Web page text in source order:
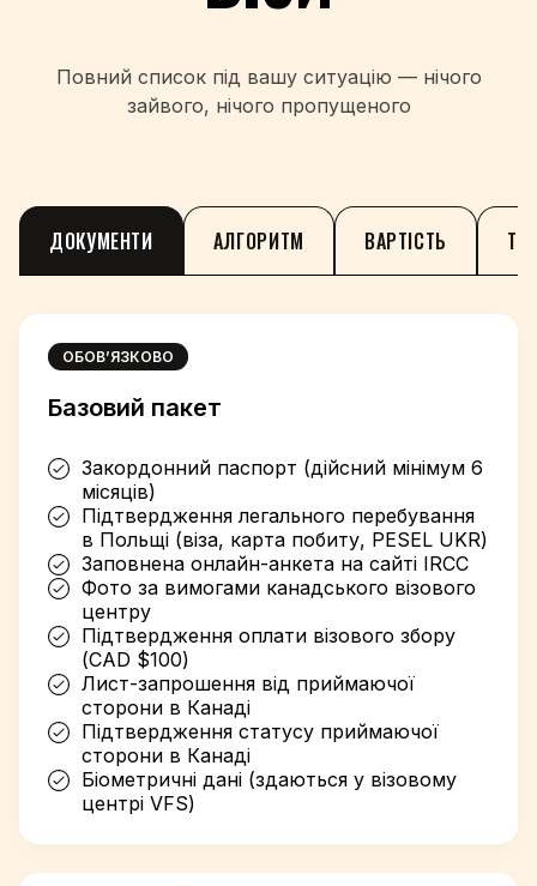
Повний список під вашу ситуацію — нічого
зайвого, нічого пропущеного
ДОКУМЕНТИ АЛГОРИТМ ВАРТІСТЬ
ОБОВʼЯЗКОВО
Базовий пакет
Закордонний паспорт (дійсний мінімум 6
місяців)
Підтвердження легального перебування
в Польщі (віза, карта побиту, PESEL UKR)
Заповнена онлайн-анкета на сайті IRCC
Фото за вимогами канадського візового
центру
Підтвердження оплати візового збору
(CAD $100)
Лист-запрошення від приймаючої
сторони в Канаді
Підтвердження статусу приймаючої
сторони в Канаді
Біометричні дані (здаються у візовому
центрі VFS)